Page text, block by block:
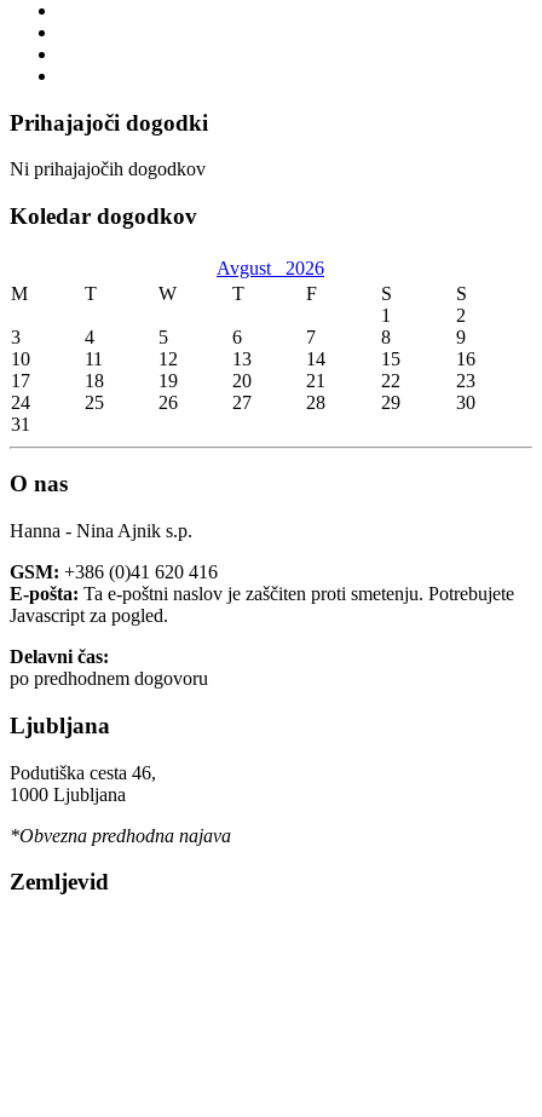
Prihajajoči dogodki
Ni prihajajočih dogodkov
Koledar dogodkov
Avgust 2026
M
T W T F S
S
1
2
3
4 5 6 7 8
9
10
11 12 13 14 15
16
17
18 19 20 21 22
23
24
25 26 27 28 29
30
31
O nas
Hanna - Nina Ajnik s.p.
GSM: +386 (0)41 620 416
E-pošta: Ta e-poštni naslov je zaščiten proti smetenju. Potrebujete
Javascript za pogled.
Delavni čas:
po predhodnem dogovoru
Ljubljana
Podutiška cesta 46,
1000 Ljubljana
*Obvezna predhodna najava
Zemljevid